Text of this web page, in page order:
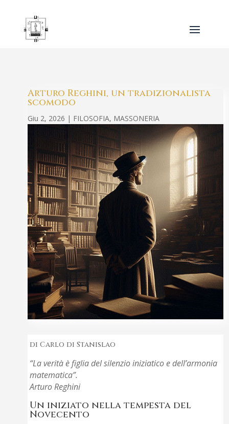
Arturo Reghini, un tradizionalista
scomodo
Giu 2, 2026 | FILOSOFIA, MASSONERIA
di Carlo di Stanislao
“La verità è figlia del silenzio iniziatico e dell’armonia
matematica”.
Arturo Reghini
Un iniziato nella tempesta del
Novecento